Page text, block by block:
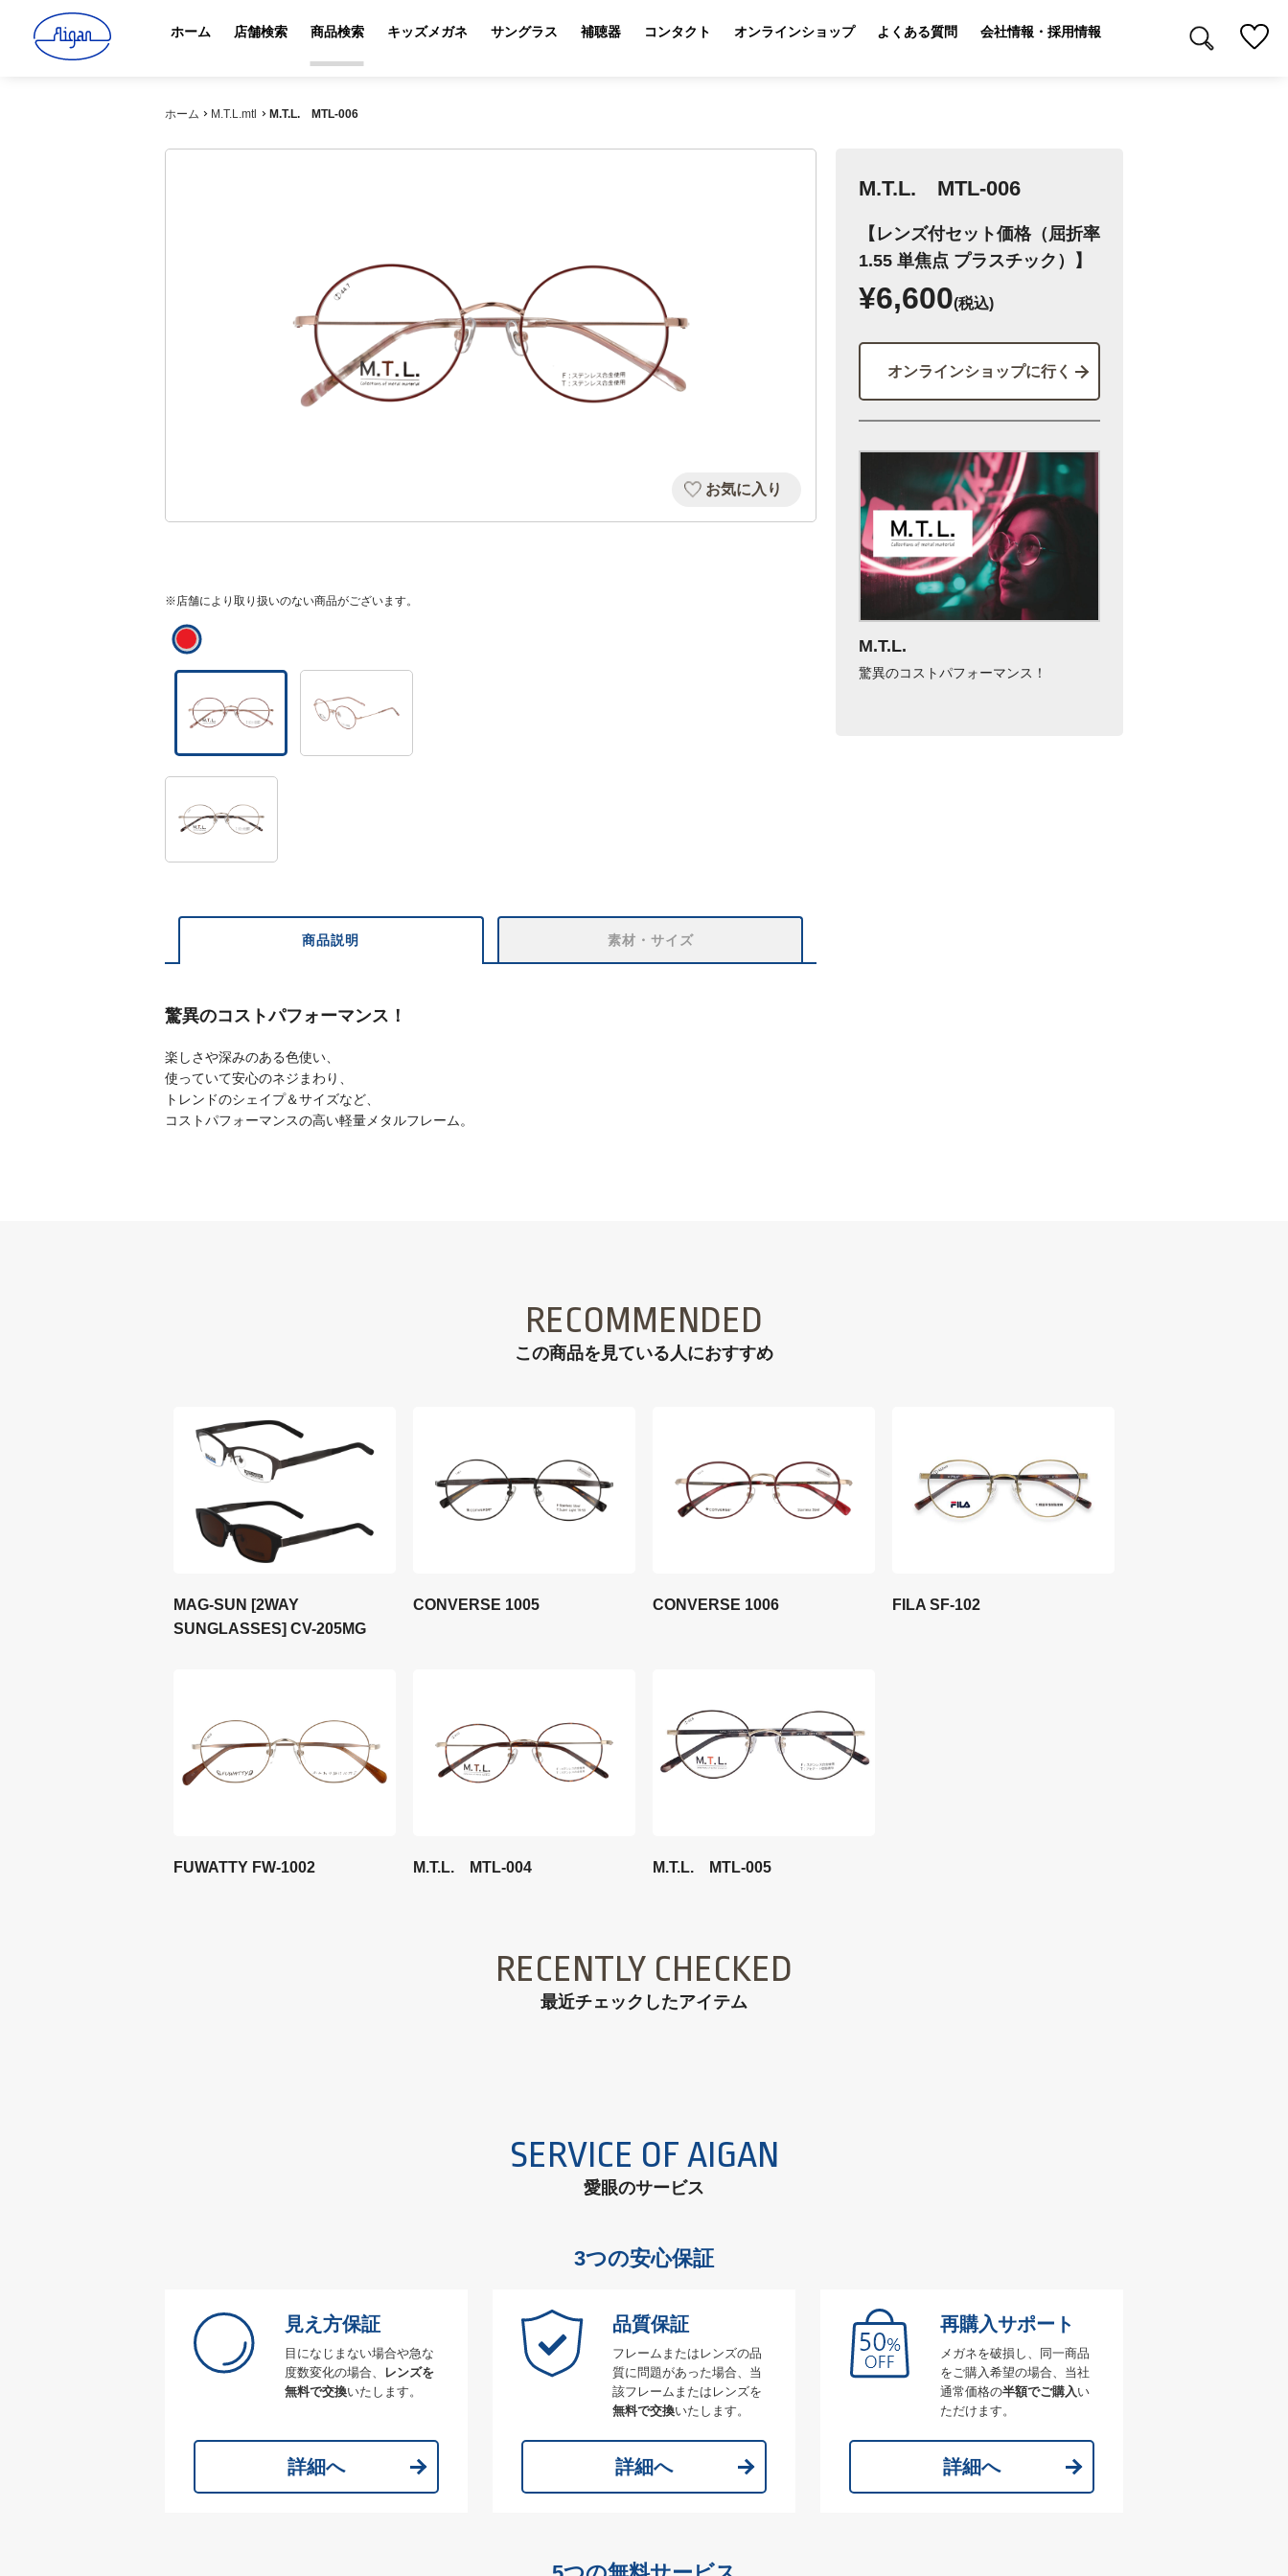
ホーム 店舗検索 商品検索 キッズメガネ サングラス 補聴器 コンタクト オンラインショップ よくある質問 会社情報・採用情報
ホーム M.T.L.mtl M.T.L. MTL-006
お気に入り
※店舗により取り扱いのない商品がございます。
商品説明 素材・サイズ
驚異のコストパフォーマンス！
楽しさや深みのある色使い、
使っていて安心のネジまわり、
トレンドのシェイプ＆サイズなど、
コストパフォーマンスの高い軽量メタルフレーム。
M.T.L. MTL-006
【レンズ付セット価格（屈折率
1.55 単焦点 プラスチック）】
¥6,600(税込)
オンラインショップに行く
M.T.L.
驚異のコストパフォーマンス！
RECOMMENDED
この商品を見ている⼈におすすめ
MAG-SUN [2WAY
SUNGLASSES] CV-205MG
CONVERSE 1005 CONVERSE 1006 FILA SF-102
FUWATTY FW-1002 M.T.L. MTL-004 M.T.L. MTL-005
RECENTLY CHECKED
最近チェックしたアイテム
SERVICE OF AIGAN
愛眼のサービス
3つの安心保証
見え方保証
目になじまない場合や急な
度数変化の場合、
レンズを
無料で交換いたします。
詳細へ
品質保証
フレームまたはレンズの品
質に問題があった場合、当
該フレームまたはレンズを
無料で交換いたします。
詳細へ
再購入サポート
メガネを破損し、同一商品
をご購入希望の場合、当社
通常価格の半額でご購入い
ただけます。
詳細へ